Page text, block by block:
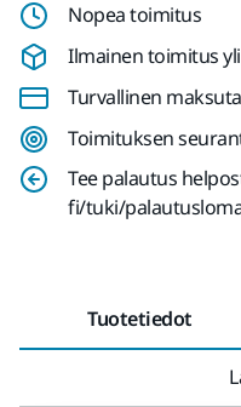
Nopea toimitus
Ilmainen toimitus
Turvallinen
Toimituksen
Tee palautus
fi/tuki/
Tuotetiedot